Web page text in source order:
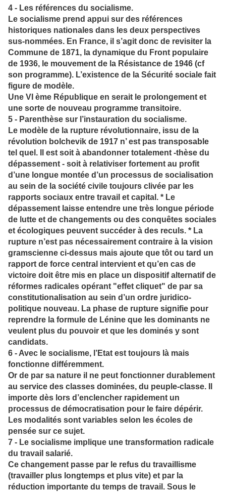
4 - Les références du socialisme.
Le socialisme prend appui sur des références
historiques nationales dans les deux perspectives
sus-nommées. En France, il s’agit donc de revisiter la
Commune de 1871, la dynamique du Front populaire
de 1936, le mouvement de la Résistance de 1946 (cf
son programme). L’existence de la Sécurité sociale fait
figure de modèle.
Une VI ème République en serait le prolongement et
une sorte de nouveau programme transitoire.
5 - Parenthèse sur l’instauration du socialisme.
Le modèle de la rupture révolutionnaire, issu de la
révolution bolchevik de 1917 n’ est pas transposable
tel quel. Il est soit à abandonner totalement -thèse du
dépassement - soit à relativiser fortement au profit
d’une longue montée d’un processus de socialisation
au sein de la société civile toujours clivée par les
rapports sociaux entre travail et capital. * Le
dépassement laisse entendre une très longue période
de lutte et de changements ou des conquêtes sociales
et écologiques peuvent succéder à des reculs. * La
rupture n’est pas nécessairement contraire à la vision
gramscienne ci-dessus mais ajoute que tôt ou tard un
rapport de force central intervient et qu’en cas de
victoire doit être mis en place un dispositif alternatif de
réformes radicales opérant "effet cliquet" de par sa
constitutionalisation au sein d’un ordre juridico-
politique nouveau. La phase de rupture signifie pour
reprendre la formule de Lénine que les dominants ne
veulent plus du pouvoir et que les dominés y sont
candidats.
6 - Avec le socialisme, l’Etat est toujours là mais
fonctionne différemment.
Or de par sa nature il ne peut fonctionner durablement
au service des classes dominées, du peuple-classe. Il
importe dès lors d’enclencher rapidement un
processus de démocratisation pour le faire dépérir.
Les modalités sont variables selon les écoles de
pensée sur ce sujet.
7 - Le socialisme implique une transformation radicale
du travail salarié.
Ce changement passe par le refus du travaillisme
(travailler plus longtemps et plus vite) et par la
réduction importante du temps de travail. Sous le